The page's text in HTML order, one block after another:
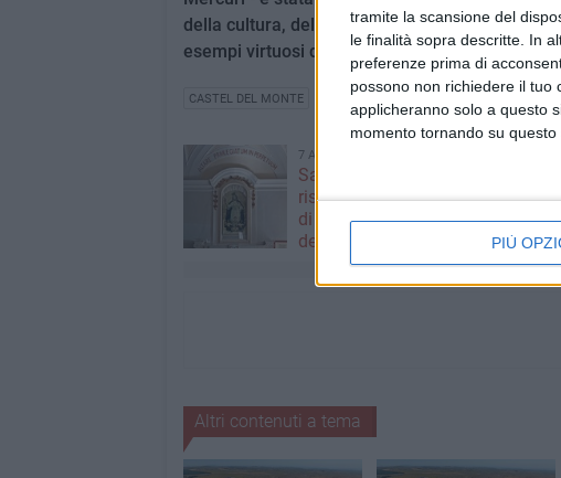
tramite la scansione del
le finalità sopra descritte. In
preferenze prima di
possono non richiedere il tuo
applicheranno solo a questo
momento tornando su
PIÙ
della cultura, della tradizione e di parte della
esempi virtuosi di una rinnovata vitalità,
CASTEL DEL MONTE
7 AGOSTO 2026
Santa Filomena torna a
risplendere ai Cappuccini: Ruvo
di Puglia riabbraccia un’antica
devozione
Altri contenuti a tema